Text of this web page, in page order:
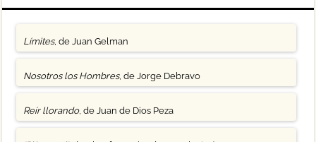
Límites, de Juan Gelman
Nosotros los Hombres, de Jorge Debravo
Reír llorando, de Juan de Dios Peza